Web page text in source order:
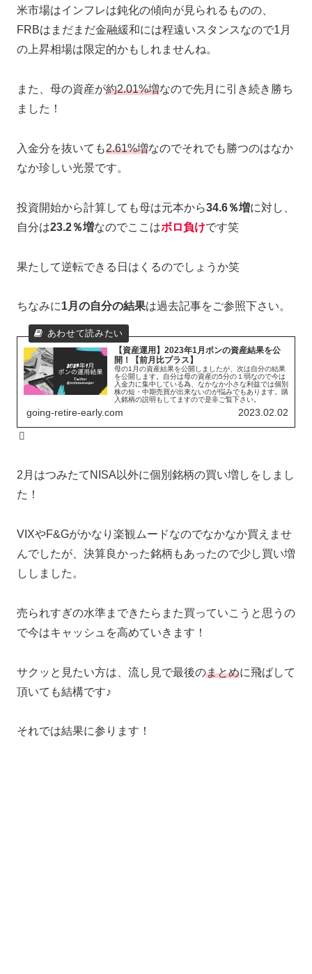
米市場はインフレは鈍化の傾向が見られるものの、
FRBはまだまだ金融緩和には程遠いスタンスなので1月
の上昇相場は限定的かもしれませんね。
また、母の資産が約2.01%増なので先月に引き続き勝ち
ました！
入金分を抜いても2.61%増なのでそれでも勝つのはなか
なか珍しい光景です。
投資開始から計算しても母は元本から34.6％増に対し、
自分は23.2％増なのでここはボロ負けです笑
果たして逆転できる日はくるのでしょうか笑
ちなみに1月の自分の結果は過去記事をご参照下さい。
【資産運用】2023年1月ポンの資産結果を公
開！【前月比プラス】
母の1月の資産結果を公開しましたが、次は自分の結果
を公開します。自分は母の資産の5分の１弱なので今は
入金力に集中している為、なかなか小さな利益では個別
株の短・中期売買が出来ないのが悩みでもあります。購
入銘柄の説明もしてますので是非ご覧下さい。
going-retire-early.com 2023.02.02
2月はつみたてNISA以外に個別銘柄の買い増しをしまし
た！
VIXやF&Gがかなり楽観ムードなのでなかなか買えませ
んでしたが、決算良かった銘柄もあったので少し買い増
ししました。
売られすぎの水準まできたらまた買っていこうと思うの
で今はキャッシュを高めていきます！
サクッと見たい方は、流し見で最後のまとめに飛ばして
頂いても結構です♪
それでは結果に参ります！